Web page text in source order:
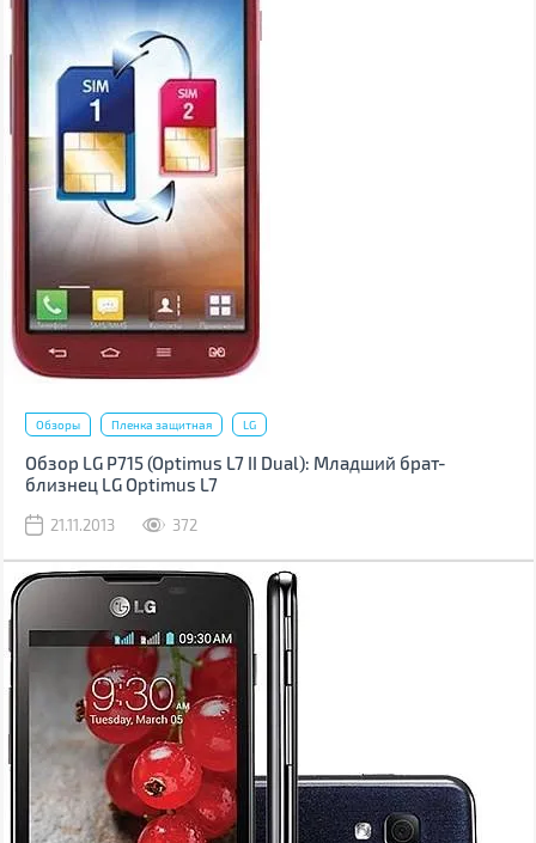
Обзоры Пленка защитная LG
Обзор LG P715 (Optimus L7 II Dual): Младший брат-
близнец LG Optimus L7
21.11.2013 372